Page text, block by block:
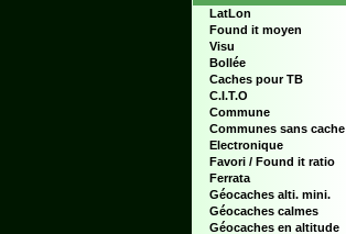
LatLon
Found it moyen
Visu
Bollée
Caches pour TB
C.I.T.O
Commune
Communes sans cache
Electronique
Favori / Found it ratio
Ferrata
Géocaches alti. mini.
Géocaches calmes
Géocaches en altitude